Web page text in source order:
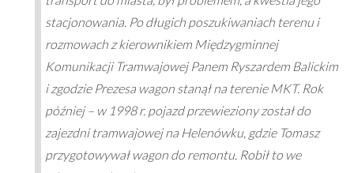
stacjonowania. Po długich poszukiwaniach terenu i
rozmowach z kierownikiem Międzygminnej
Komunikacji Tramwajowej Panem Ryszardem Balickim
i zgodzie Prezesa wagon stanął na terenie MKT. Rok
później – w 1998 r. pojazd przewieziony został do
zajezdni tramwajowej na Helenówku, gdzie Tomasz
przygotowywał wagon do remontu. Robił to we